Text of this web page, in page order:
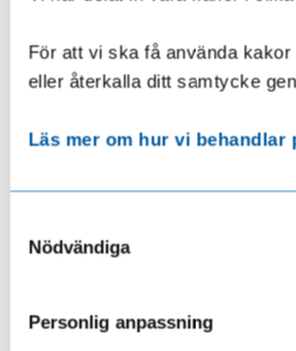
För att vi ska få använda
eller återkalla ditt samtycke
Läs mer om hur vi
Nödvändiga
Personlig anpassning